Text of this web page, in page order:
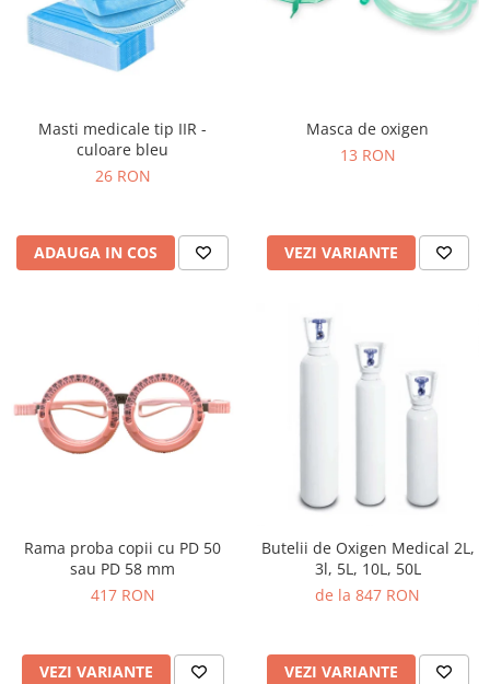
Masti medicale tip IIR -
culoare bleu
26 RON
ADAUGA IN COS
Masca de oxigen
13 RON
VEZI VARIANTE
Rama proba copii cu PD 50
sau PD 58 mm
417 RON
VEZI VARIANTE
Butelii de Oxigen Medical 2L,
3l, 5L, 10L, 50L
de la 847 RON
VEZI VARIANTE